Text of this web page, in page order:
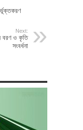
Next:
বরণ ও কৃতি
সংবর্ধনা